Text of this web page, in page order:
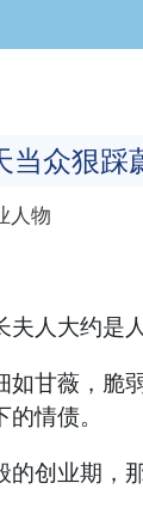
当众狠踩
人物
人大约是
如甘薇，脆
情债。
的创业期，